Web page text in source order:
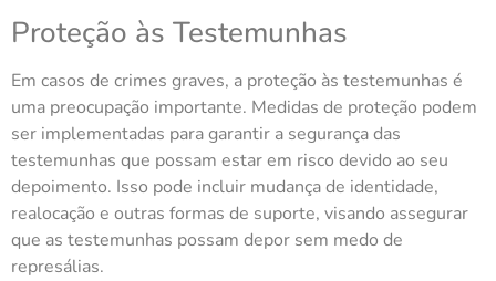
Proteção às Testemunhas
Em casos de crimes graves, a proteção às testemunhas é
uma preocupação importante. Medidas de proteção podem
ser implementadas para garantir a segurança das
testemunhas que possam estar em risco devido ao seu
depoimento. Isso pode incluir mudança de identidade,
realocação e outras formas de suporte, visando assegurar
que as testemunhas possam depor sem medo de
represálias.